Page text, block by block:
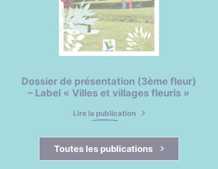
Dossier de présentation (3ème fleur)
– Label « Villes et villages fleuris »
Lire la publication
Toutes les publications